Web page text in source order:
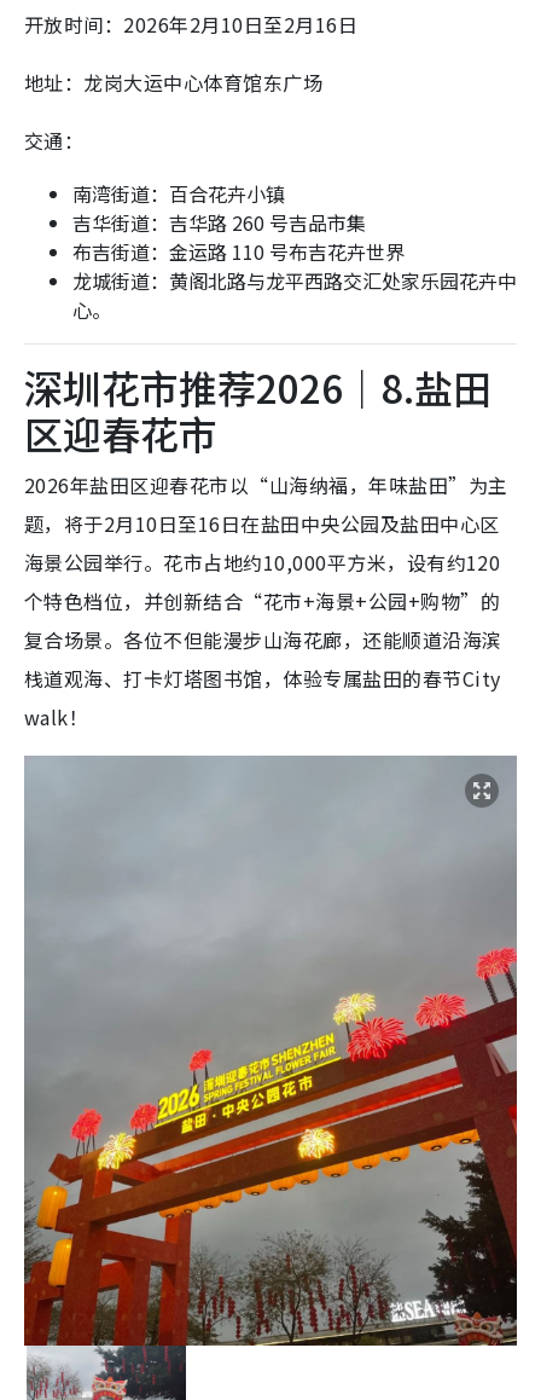
开放时间：2026年2月10日至2月16日
地址：龙岗大运中心体育馆东广场
交通：
南湾街道：百合花卉小镇
吉华街道：吉华路 260 号吉品市集
布吉街道：金运路 110 号布吉花卉世界
龙城街道：黄阁北路与龙平西路交汇处家乐园花卉中
心。
深圳花市推荐2026｜8.盐田
区迎春花市
2026年盐田区迎春花市以“山海纳福，年味盐田”为主
题，将于2月10日至16日在盐田中央公园及盐田中心区
海景公园举行。花市占地约10,000平方米，设有约120
个特色档位，并创新结合“花市+海景+公园+购物”的
复合场景。各位不但能漫步山海花廊，还能顺道沿海滨
栈道观海、打卡灯塔图书馆，体验专属盐田的春节City
walk！